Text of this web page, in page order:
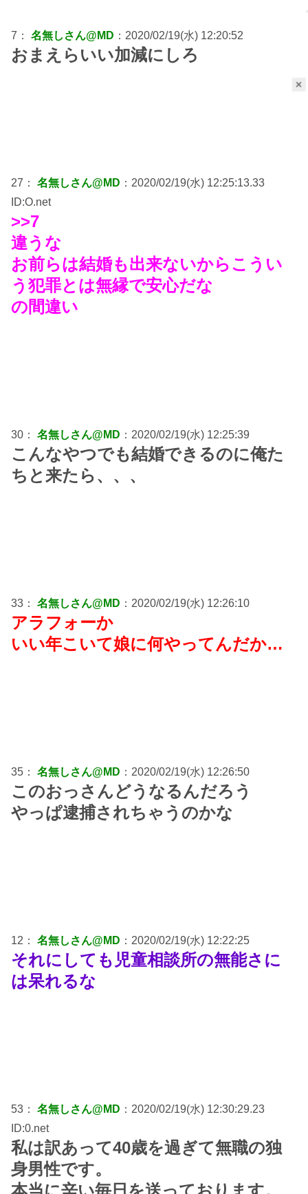
×
7： 名無しさん@MD ：2020/02/19(水) 12:20:52
おまえらいい加減にしろ
27： 名無しさん@MD ：2020/02/19(水) 12:25:13.33
ID:O.net
>>7
違うな
お前らは結婚も出来ないからこうい
う犯罪とは無縁で安心だな
の間違い
30： 名無しさん@MD ：2020/02/19(水) 12:25:39
こんなやつでも結婚できるのに俺た
ちと来たら、、、
33： 名無しさん@MD ：2020/02/19(水) 12:26:10
アラフォーか
いい年こいて娘に何やってんだか…
35： 名無しさん@MD ：2020/02/19(水) 12:26:50
このおっさんどうなるんだろう
やっぱ逮捕されちゃうのかな
12： 名無しさん@MD ：2020/02/19(水) 12:22:25
それにしても児童相談所の無能さに
は呆れるな
53： 名無しさん@MD ：2020/02/19(水) 12:30:29.23
ID:0.net
私は訳あって40歳を過ぎて無職の独
身男性です。
本当に辛い毎日を送っております。